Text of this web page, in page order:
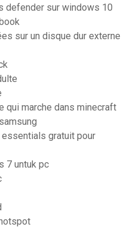
defender sur windows 10
sur un disque dur externe
qui marche dans minecraft
gratuit pour
7 untuk pc